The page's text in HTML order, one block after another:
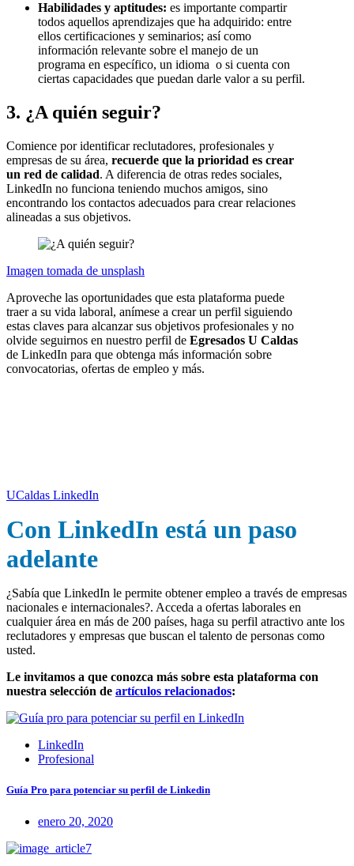
Habilidades y aptitudes: es importante compartir
todos aquellos aprendizajes que ha adquirido: entre
ellos certificaciones y seminarios; así como
información relevante sobre el manejo de un
programa en específico, un idioma o si cuenta con
ciertas capacidades que puedan darle valor a su perfil.
3. ¿A quién seguir?
Comience por identificar reclutadores, profesionales y
empresas de su área, recuerde que la prioridad es crear
un red de calidad. A diferencia de otras redes sociales,
LinkedIn no funciona teniendo muchos amigos, sino
encontrando los contactos adecuados para crear relaciones
alineadas a sus objetivos.
Imagen tomada de unsplash
Aproveche las oportunidades que esta plataforma puede
traer a su vida laboral, anímese a crear un perfil siguiendo
estas claves para alcanzar sus objetivos profesionales y no
olvide seguirnos en nuestro perfil de Egresados U Caldas
de LinkedIn para que obtenga más información sobre
convocatorias, ofertas de empleo y más.
UCaldas LinkedIn
Con LinkedIn está un paso
adelante
¿Sabía que LinkedIn le permite obtener empleo a través de empresas
nacionales e internacionales?. Acceda a ofertas laborales en
cualquier área en más de 200 países, haga su perfil atractivo ante los
reclutadores y empresas que buscan el talento de personas como
usted.
Le invitamos a que conozca más sobre esta plataforma con
nuestra selección de artículos relacionados:
LinkedIn
Profesional
Guía Pro para potenciar su perfil de Linkedin
enero 20, 2020